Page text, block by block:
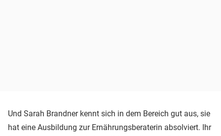
Und Sarah Brandner kennt sich in dem Bereich gut aus, sie
hat eine Ausbildung zur Ernährungsberaterin absolviert. Ihr